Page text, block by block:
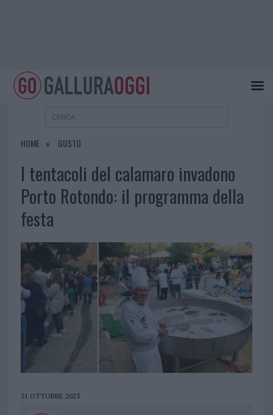
HOME GUSTO
I tentacoli del calamaro invadono
Porto Rotondo: il programma della
festa
31 OTTOBRE 2023